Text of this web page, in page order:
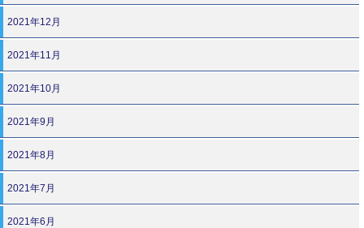
2021年12月
2021年11月
2021年10月
2021年9月
2021年8月
2021年7月
2021年6月